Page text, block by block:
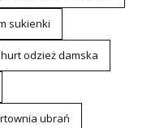
sukienki
hurt odzież damska
ubrań